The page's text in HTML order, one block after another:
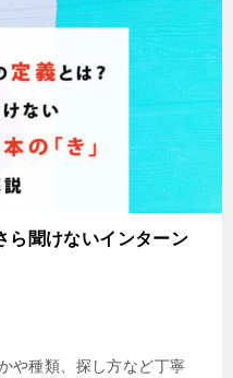
ら聞けないインターン
や種類、探し方など丁寧